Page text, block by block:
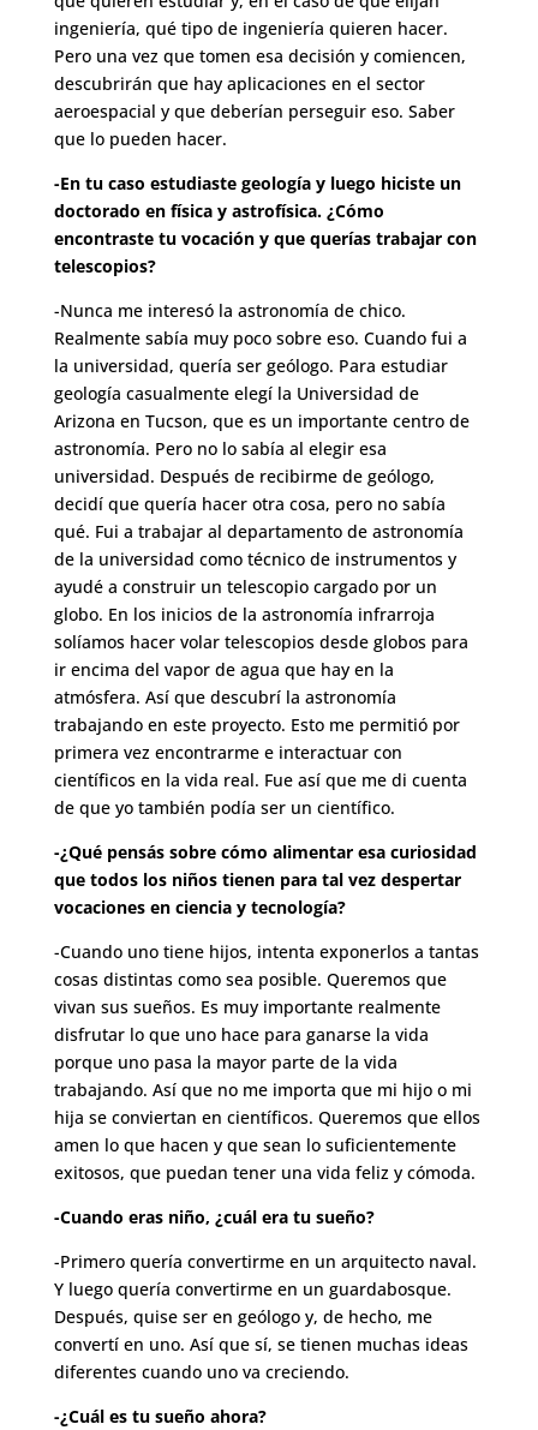
ingeniería, qué tipo de ingeniería quieren hacer.
Pero una vez que tomen esa decisión y comiencen,
descubrirán que hay aplicaciones en el sector
aeroespacial y que deberían perseguir eso. Saber
que lo pueden hacer.
-En tu caso estudiaste geología y luego hiciste un
doctorado en física y astrofísica. ¿Cómo
encontraste tu vocación y que querías trabajar con
telescopios?
-Nunca me interesó la astronomía de chico.
Realmente sabía muy poco sobre eso. Cuando fui a
la universidad, quería ser geólogo. Para estudiar
geología casualmente elegí la Universidad de
Arizona en Tucson, que es un importante centro de
astronomía. Pero no lo sabía al elegir esa
universidad. Después de recibirme de geólogo,
decidí que quería hacer otra cosa, pero no sabía
qué. Fui a trabajar al departamento de astronomía
de la universidad como técnico de instrumentos y
ayudé a construir un telescopio cargado por un
globo. En los inicios de la astronomía infrarroja
solíamos hacer volar telescopios desde globos para
ir encima del vapor de agua que hay en la
atmósfera. Así que descubrí la astronomía
trabajando en este proyecto. Esto me permitió por
primera vez encontrarme e interactuar con
científicos en la vida real. Fue así que me di cuenta
de que yo también podía ser un científico.
-¿Qué pensás sobre cómo alimentar esa curiosidad
que todos los niños tienen para tal vez despertar
vocaciones en ciencia y tecnología?
-Cuando uno tiene hijos, intenta exponerlos a tantas
cosas distintas como sea posible. Queremos que
vivan sus sueños. Es muy importante realmente
disfrutar lo que uno hace para ganarse la vida
porque uno pasa la mayor parte de la vida
trabajando. Así que no me importa que mi hijo o mi
hija se conviertan en científicos. Queremos que ellos
amen lo que hacen y que sean lo suficientemente
exitosos, que puedan tener una vida feliz y cómoda.
-Cuando eras niño, ¿cuál era tu sueño?
-Primero quería convertirme en un arquitecto naval.
Y luego quería convertirme en un guardabosque.
Después, quise ser en geólogo y, de hecho, me
convertí en uno. Así que sí, se tienen muchas ideas
diferentes cuando uno va creciendo.
-¿Cuál es tu sueño ahora?